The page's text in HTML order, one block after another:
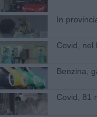
In
Covid, nel
​Benzina,
Covid, 81